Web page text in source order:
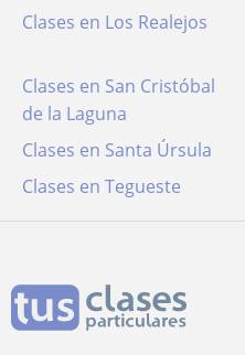
Clases en Los Realejos
Clases en San Cristóbal
de la Laguna
Clases en Santa Úrsula
Clases en Tegueste